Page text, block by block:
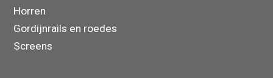
Horren
Gordijnrails en roedes
Screens